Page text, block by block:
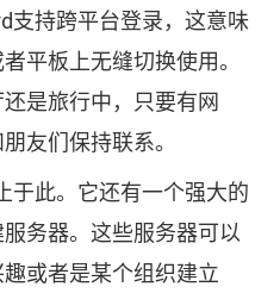
支持跨平台登录，这意味
平板上无缝切换使用。
是旅行中，只要有网
友们保持联系。
于此。它还有一个强大的
务器。这些服务器可以
或者是某个组织建立